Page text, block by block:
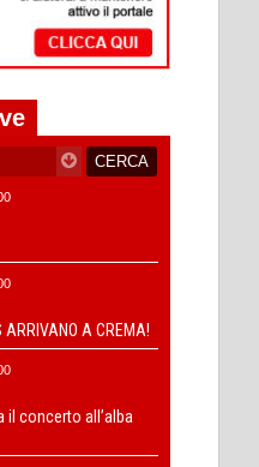
ARRIVANO A CREMA!
il concerto all’alba